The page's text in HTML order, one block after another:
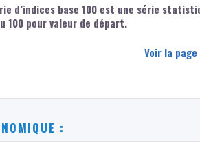
d’indices base 100 est une série
100 pour valeur de départ.
Voir la
: